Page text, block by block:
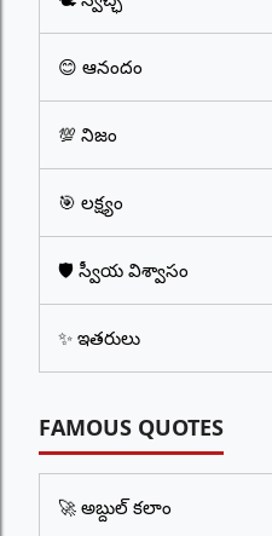
😊 ఆనందం
💯 నిజం
🎯 లక్ష్యం
🛡️ స్వీయ విశ్వాసం
✨ ఇతరులు
FAMOUS QUOTES
🚀 అబ్దుల్ కలాం